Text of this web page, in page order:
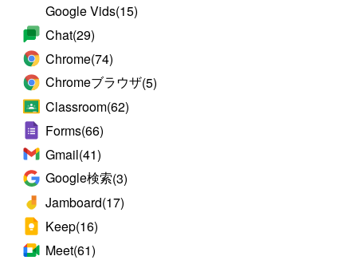
Google Vids(15)
Chat(29)
Chrome(74)
Chromeブラウザ(5)
Classroom(62)
Forms(66)
Gmail(41)
Google検索(3)
Jamboard(17)
Keep(16)
Meet(61)